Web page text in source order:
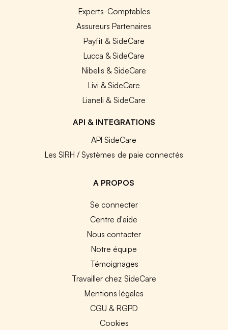
Experts-Comptables
Assureurs Partenaires
Payfit & SideCare
Lucca & SideCare
Nibelis & SideCare
Livi & SideCare
Lianeli & SideCare
API & INTEGRATIONS
API SideCare
Les SIRH / Systèmes de paie connectés
A PROPOS
Se connecter
Centre d'aide
Nous contacter
Notre équipe
Témoignages
Travailler chez SideCare
Mentions légales
CGU & RGPD
Cookies